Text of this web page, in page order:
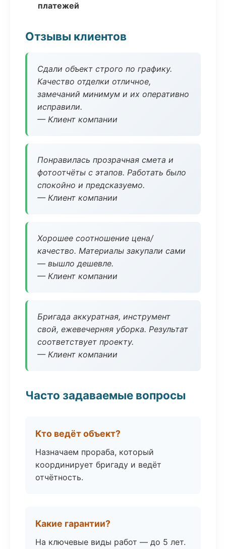
платежей
Отзывы клиентов
Сдали объект строго по графику.
Качество отделки отличное,
замечаний минимум и их оперативно
исправили.
— Клиент компании
Понравилась прозрачная смета и
фотоотчёты с этапов. Работать было
спокойно и предсказуемо.
— Клиент компании
Хорошее соотношение цена/
качество. Материалы закупали сами
— вышло дешевле.
— Клиент компании
Бригада аккуратная, инструмент
свой, ежевечерняя уборка. Результат
соответствует проекту.
— Клиент компании
Часто задаваемые вопросы
Кто ведёт объект?
Назначаем прораба, который
координирует бригаду и ведёт
отчётность.
Какие гарантии?
На ключевые виды работ — до 5 лет.